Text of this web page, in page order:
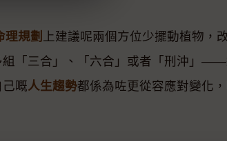
理規劃
上建議呢兩個方位少擺動植物，
組「三合」、「六合」或者「刑沖」
嘅人生趨勢都係為咗更從容應對變化